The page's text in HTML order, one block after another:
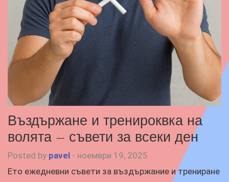
Въздържане и тренироквка на
волята – съвети за всеки ден
Posted by pavel - ноември 19, 2025
Ето ежедневни съвети за въздържание и трениране